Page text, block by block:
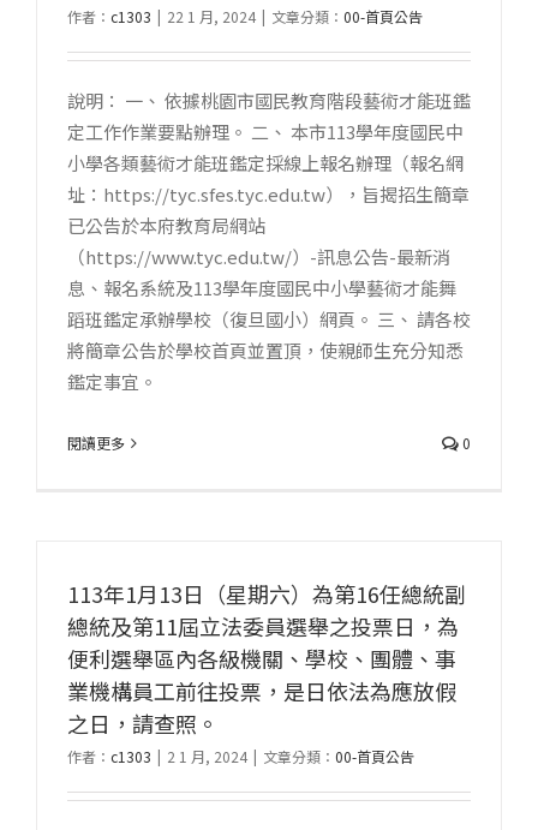
作者： c1303 | 22 1 月, 2024 | 文章分類： 00-首頁公告
說明： 一、 依據桃園市國民教育階段藝術才能班鑑
定工作作業要點辦理。 二、 本市113學年度國民中
小學各類藝術才能班鑑定採線上報名辦理（報名網
址：https://tyc.sfes.tyc.edu.tw），旨揭招生簡章
已公告於本府教育局網站
（https://www.tyc.edu.tw/）-訊息公告-最新消
息、報名系統及113學年度國民中小學藝術才能舞
蹈班鑑定承辦學校（復旦國小）網頁。 三、 請各校
將簡章公告於學校首頁並置頂，使親師生充分知悉
鑑定事宜。
閱讀更多 0
113年1月13日（星期六）為第16任總統副
總統及第11屆立法委員選舉之投票日，為
便利選舉區內各級機關、學校、團體、事
業機構員工前往投票，是日依法為應放假
之日，請查照。
作者： c1303 | 2 1 月, 2024 | 文章分類： 00-首頁公告